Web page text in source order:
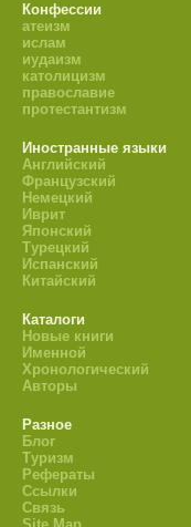
Конфессии
атеизм
ислам
иудаизм
католицизм
православие
протестантизм
Иностранные языки
Английский
Французский
Немецкий
Иврит
Японский
Турецкий
Испанский
Китайский
Каталоги
Новые книги
Именной
Хронологический
Авторы
Разное
Блог
Туризм
Рефераты
Ссылки
Связь